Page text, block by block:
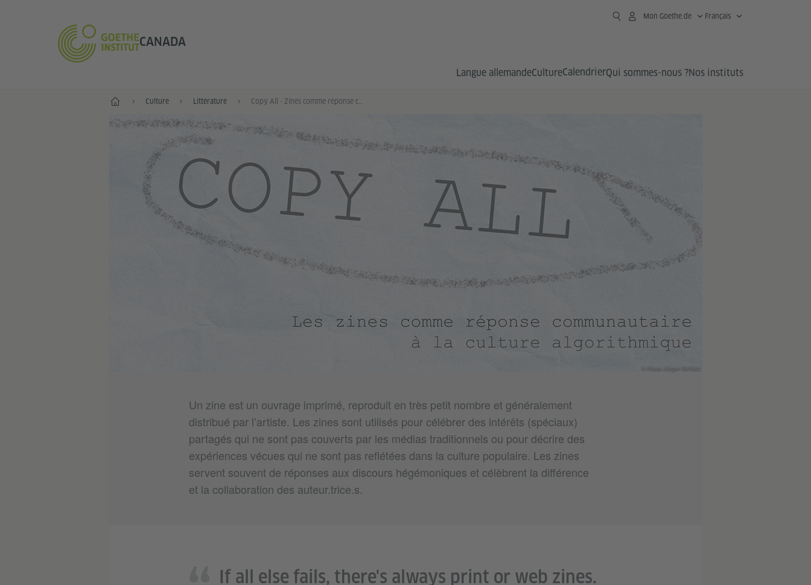
CANADA
Mon Goethe.de Français
Langue allemandeCultureCalendrierQui sommes-nous ?Nos instituts
Accueil Culture Littérature Copy All - Zines comme réponse communautaire
© Klaus-Jürgen Schlotz
Un zine est un ouvrage imprimé, reproduit en très petit nombre et généralement
distribué par l’artiste. Les zines sont utilisés pour célébrer des intérêts (spéciaux)
partagés qui ne sont pas couverts par les médias traditionnels ou pour décrire des
expériences vécues qui ne sont pas reflétées dans la culture populaire. Les zines
servent souvent de réponses aux discours hégémoniques et célèbrent la différence
et la collaboration des auteur.trice.s.
If all else fails, there's always print or web zines.